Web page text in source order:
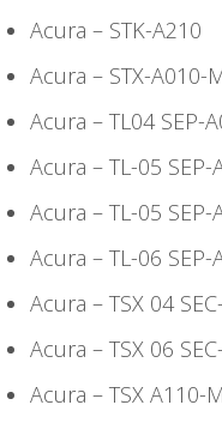
Acura – STK-A210
Acura – STX-A010-
Acura – TL04 SEP-
Acura – TL-05 SEP-
Acura – TL-05 SEP-
Acura – TL-06 SEP-
Acura – TSX 04
Acura – TSX 06
Acura – TSX A110-